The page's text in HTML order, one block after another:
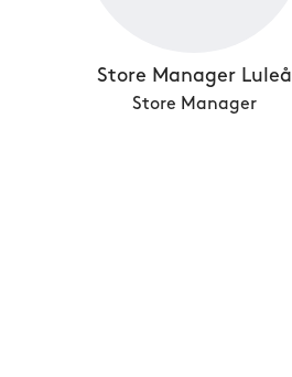
Store Manager Luleå
Store Manager